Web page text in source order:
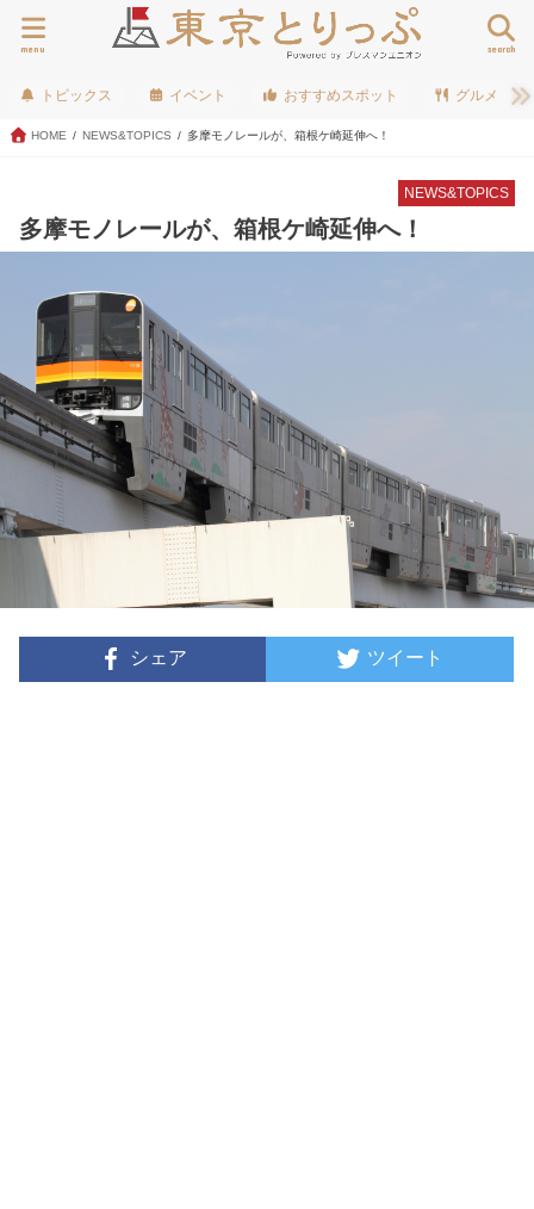
search
menu
トピックス イベント おすすめスポット グルメ
HOME NEWS&TOPICS 多摩モノレールが、箱根ケ崎延伸へ！
NEWS&TOPICS
多摩モノレールが、箱根ケ崎延伸へ！
シェア ツイート